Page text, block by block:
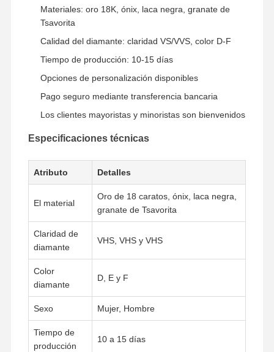
Productos
Materiales: oro 18K, ónix, laca negra, granate de
Tsavorita
Calidad del diamante: claridad VS/VVS, color D-F
Tiempo de producción: 10-15 días
Opciones de personalización disponibles
Pago seguro mediante transferencia bancaria
Los clientes mayoristas y minoristas son bienvenidos
Especificaciones técnicas
Atributo Detalles
El material
Oro de 18 caratos, ónix, laca negra,
granate de Tsavorita
Claridad de
diamante
VHS, VHS y VHS
Color
diamante
D, E y F
Sexo Mujer, Hombre
Tiempo de
producción
10 a 15 días